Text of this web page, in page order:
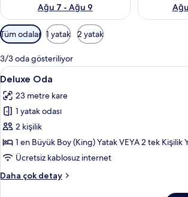
Ağu 7 - Ağu 9
Odalar
için
mevcut
filtreler
Tüm odalar 1 yatak 2 yatak
3/3 oda gösteriliyor
Deluxe
Oda
için
tüm
fotoğrafları
görün
Anti alerjik
11
Deluxe Oda
23 metre kare
1 yatak odası
2 kişilik
1 en Büyük Boy (King) Yatak VEYA 2 tek Kişilik
Ücretsiz kablosuz internet
Daha çok detay
Deluxe